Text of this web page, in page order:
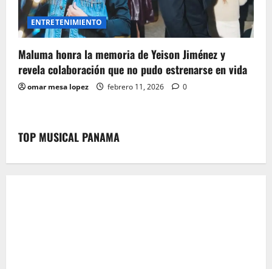
ENTRETENIMIENTO
Maluma honra la memoria de Yeison Jiménez y
revela colaboración que no pudo estrenarse en vida
omar mesa lopez febrero 11, 2026 0
TOP MUSICAL PANAMA